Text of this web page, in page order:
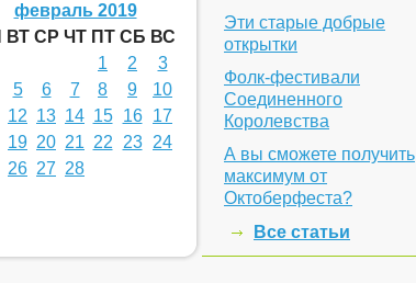
февраль 2019
ВТ СР ЧТ ПТ СБ ВС
1
2
3
5 6 7 8 9
10
12 13 14 15 16
17
19 20 21 22 23
24
26 27 28
Эти старые добрые
открытки
Фолк-фестивали
Соединенного
Королевства
А вы сможете получить
максимум от
Октоберфеста?
Все статьи